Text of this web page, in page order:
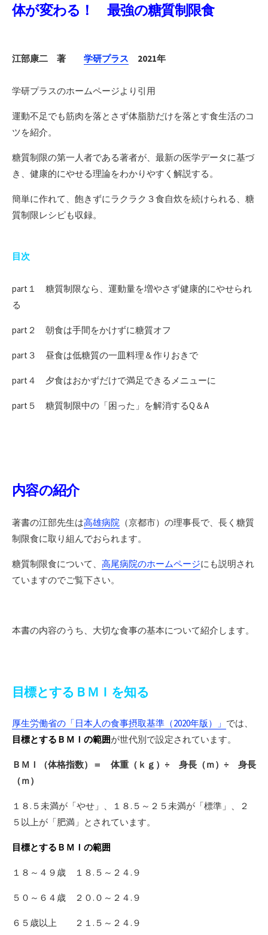
体が変わる！ 最強の糖質制限食
江部康二 著 学研プラス 2021年
学研プラスのホームページより引用
運動不足でも筋肉を落とさず体脂肪だけを落とす食生活のコ
ツを紹介。
糖質制限の第一人者である著者が、最新の医学データに基づ
き、健康的にやせる理論をわかりやすく解説する。
簡単に作れて、飽きずにラクラク３食自炊を続けられる、糖
質制限レシピも収録。
目次
part１ 糖質制限なら、運動量を増やさず健康的にやせられ
る
part２ 朝食は手間をかけずに糖質オフ
part３ 昼食は低糖質の一皿料理＆作りおきで
part４ 夕食はおかずだけで満足できるメニューに
part５ 糖質制限中の「困った」を解消するQ＆A
内容の紹介
著書の江部先生は高雄病院 （京都市）の理事長で、長く糖質
制限食に取り組んでおられます。
糖質制限食について、 高尾病院のホームページにも説明され
ていますのでご覧下さい。
本書の内容のうち、大切な食事の基本について紹介します。
目標とするＢＭＩを知る
厚生労働省の「日本人の食事摂取基準（2020年版）」 では、
目標とするＢＭＩの範囲が世代別で設定されています。
ＢＭＩ（体格指数）＝ 体重（ｋｇ）÷ 身長（ｍ）÷ 身長
（ｍ）
１８.５未満が「やせ」、１８.５～２５未満が「標準」、２
５以上が「肥満」とされています。
目標とするＢＭＩの範囲
１８～４９歳 １８.５～２４.９
５０～６４歳 ２０.０～２４.９
６５歳以上 ２１.５～２４.９